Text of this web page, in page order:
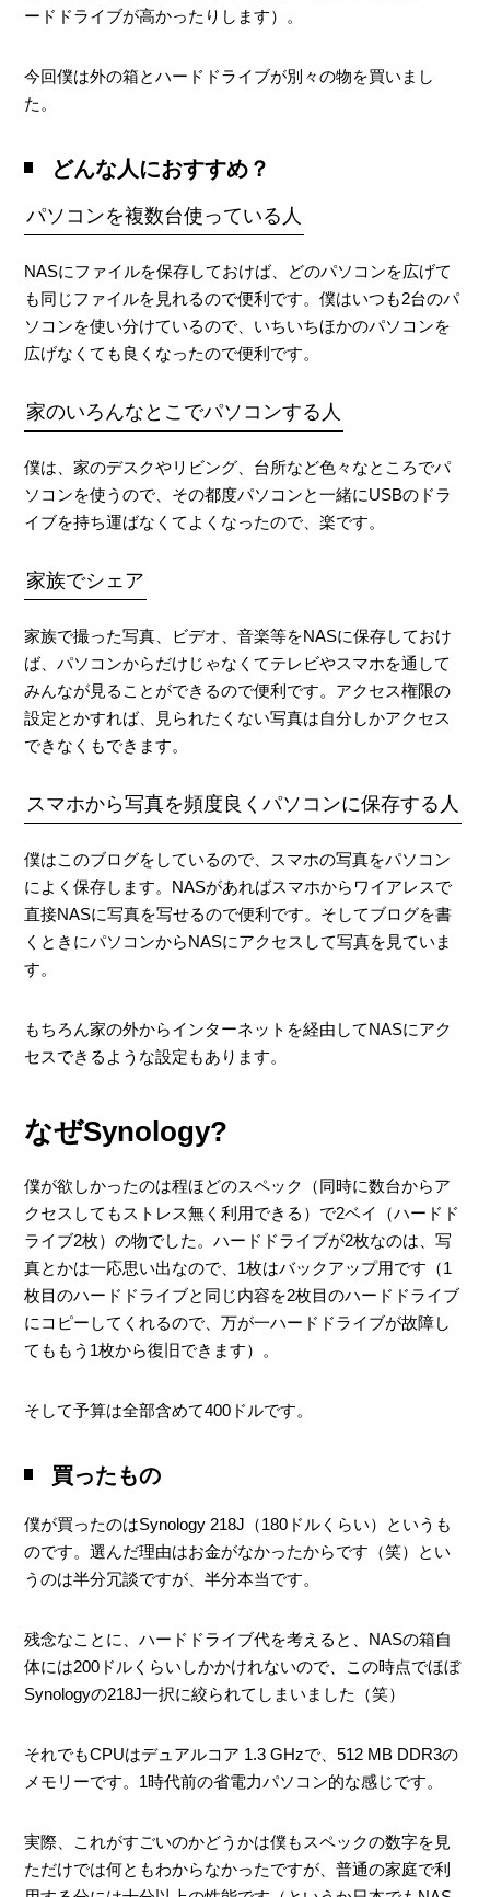
ードドライブが高かったりします）。
今回僕は外の箱とハードドライブが別々の物を買いまし
た。
どんな人におすすめ？
パソコンを複数台使っている人
NASにファイルを保存しておけば、どのパソコンを広げて
も同じファイルを見れるので便利です。僕はいつも2台のパ
ソコンを使い分けているので、いちいちほかのパソコンを
広げなくても良くなったので便利です。
家のいろんなとこでパソコンする人
僕は、家のデスクやリビング、台所など色々なところでパ
ソコンを使うので、その都度パソコンと一緒にUSBのドラ
イブを持ち運ばなくてよくなったので、楽です。
家族でシェア
家族で撮った写真、ビデオ、音楽等をNASに保存しておけ
ば、パソコンからだけじゃなくてテレビやスマホを通して
みんなが見ることができるので便利です。アクセス権限の
設定とかすれば、見られたくない写真は自分しかアクセス
できなくもできます。
スマホから写真を頻度良くパソコンに保存する人
僕はこのブログをしているので、スマホの写真をパソコン
によく保存します。NASがあればスマホからワイアレスで
直接NASに写真を写せるので便利です。そしてブログを書
くときにパソコンからNASにアクセスして写真を見ていま
す。
もちろん家の外からインターネットを経由してNASにアク
セスできるような設定もあります。
なぜSynology?
僕が欲しかったのは程ほどのスペック（同時に数台からア
クセスしてもストレス無く利用できる）で2ベイ（ハードド
ライブ2枚）の物でした。ハードドライブが2枚なのは、写
真とかは一応思い出なので、1枚はバックアップ用です（1
枚目のハードドライブと同じ内容を2枚目のハードドライブ
にコピーしてくれるので、万が一ハードドライブが故障し
てももう1枚から復旧できます）。
そして予算は全部含めて400ドルです。
買ったもの
僕が買ったのはSynology 218J（180ドルくらい）というも
のです。選んだ理由はお金がなかったからです（笑）とい
うのは半分冗談ですが、半分本当です。
残念なことに、ハードドライブ代を考えると、NASの箱自
体には200ドルくらいしかかけれないので、この時点でほぼ
Synologyの218J一択に絞られてしまいました（笑）
それでもCPUはデュアルコア 1.3 GHzで、512 MB DDR3の
メモリーです。1時代前の省電力パソコン的な感じです。
実際、これがすごいのかどうかは僕もスペックの数字を見
ただけでは何ともわからなかったですが、普通の家庭で利